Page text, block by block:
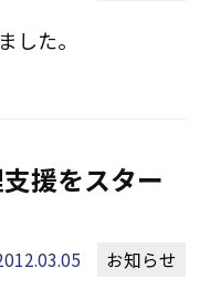
した。
援をスター
お知らせ